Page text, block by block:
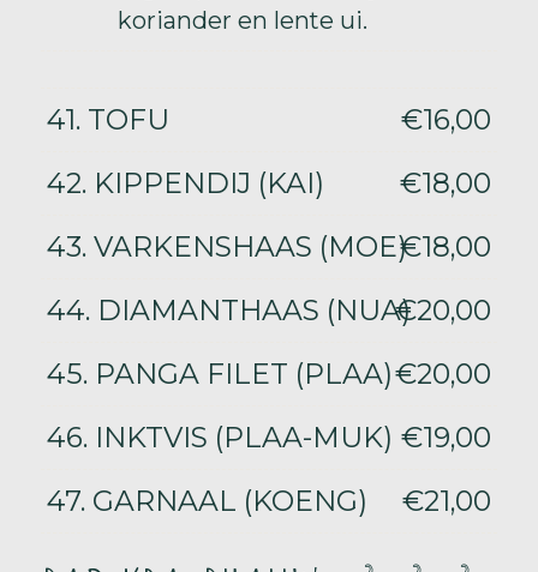
koriander en lente ui.
41. TOFU
€16,00
42. KIPPENDIJ (KAI)
€18,00
43. VARKENSHAAS (MOE)€18,00
44. DIAMANTHAAS (NUA)€20,00
45. PANGA FILET (PLAA)€20,00
46. INKTVIS (PLAA-MUK) €19,00
47. GARNAAL (KOENG)
€21,00